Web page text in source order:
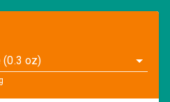
(0.3 oz)